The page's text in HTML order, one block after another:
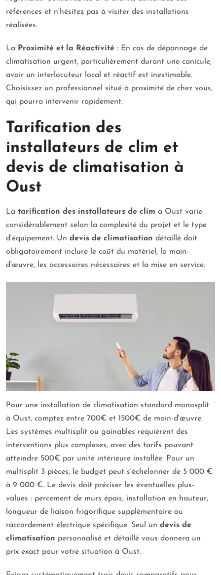
références et n'hésitez pas à visiter des installations
réalisées.
La Proximité et la Réactivité : En cas de dépannage de
climatisation urgent, particulièrement durant une canicule,
avoir un interlocuteur local et réactif est inestimable.
Choisissez un professionnel situé à proximité de chez vous,
qui pourra intervenir rapidement.
Tarification des
installateurs de clim et
devis de climatisation à
Oust
La tarification des installateurs de clim à Oust varie
considérablement selon la complexité du projet et le type
d'équipement. Un devis de climatisation détaillé doit
obligatoirement inclure le coût du matériel, la main-
d'œuvre, les accessoires nécessaires et la mise en service.
Pour une installation de climatisation standard monosplit
à Oust, comptez entre 700€ et 1500€ de main-d'œuvre.
Les systèmes multisplit ou gainables requièrent des
interventions plus complexes, avec des tarifs pouvant
atteindre 500€ par unité intérieure installée. Pour un
multisplit 3 pièces, le budget peut s'échelonner de 5 000 €
à 9 000 €. Le devis doit préciser les éventuelles plus-
values : percement de murs épais, installation en hauteur,
longueur de liaison frigorifique supplémentaire ou
raccordement électrique spécifique. Seul un devis de
climatisation personnalisé et détaillé vous donnera un
prix exact pour votre situation à Oust.